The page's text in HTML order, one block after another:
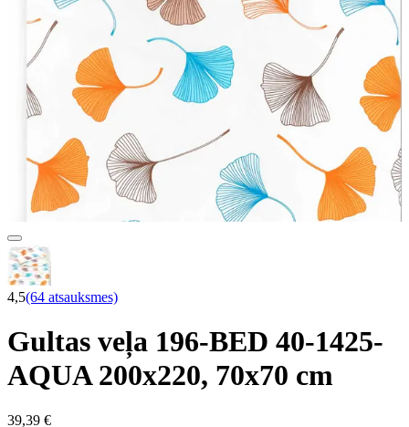
4,5(64 atsauksmes)
Gultas veļa 196-BED 40-1425-
AQUA 200x220, 70x70 cm
39,39 €